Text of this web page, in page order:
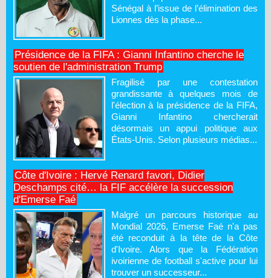
Sénégal à l’issue de l’élimination des
Lionnes dès la phase...
Présidence de la FIFA : Gianni Infantino cherche le
soutien de l'administration Trump
Fragilisé par une contestation
grandissante à quelques mois de
l'élection à la présidence de la FIFA,
Gianni Infantino chercherait
désormais un appui politique aux
États-Unis. Selon plusieurs médias...
Côte d'Ivoire : Hervé Renard favori, Didier
Deschamps cité… la FIF accélère la succession
d'Emerse Faé
Malgré un parcours historique au
Mondial 2026, Emerse Faé n'a pas
été reconduit à la tête de la Côte
d'Ivoire. Alors que la Fédération
ivoirienne de football s'active pour lui
trouver un successeur...